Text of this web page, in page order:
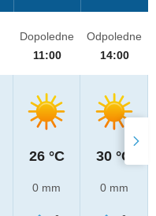
Dopoledne
11:00
26 °C
0 mm
Odpoledne
14:00
30 °C
0 mm